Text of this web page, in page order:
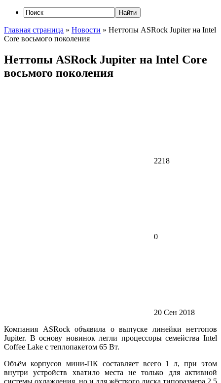
Главная страница » Новости » Неттопы ASRock Jupiter на Intel
Core восьмого поколения
Неттопы ASRock Jupiter на Intel Core
восьмого поколения
2218
0
20 Сен 2018
Компания ASRock объявила о выпуске линейки неттопов
Jupiter. В основу новинок легли процессоры семейства Intel
Coffee Lake с теплопакетом 65 Вт.
Объём корпусов мини-ПК составляет всего 1 л, при этом
внутри устройств хватило места не только для активной
системы охлаждения, но и для жёсткого диска типоразмера 2,5